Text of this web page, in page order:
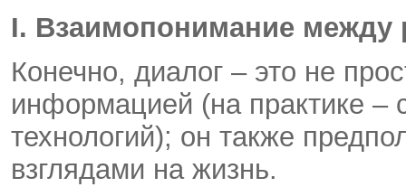
I. Взаимопонимание между
Конечно, диалог – это не
информацией (на практике
технологий); он также
взглядами на жизнь.